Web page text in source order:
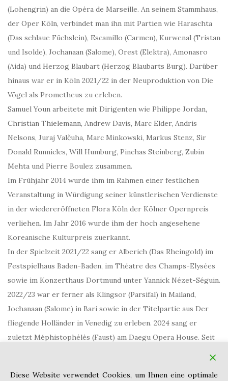
(Lohengrin) an die Opéra de Marseille. An seinem Stammhaus,
der Oper Köln, verbindet man ihn mit Partien wie Haraschta
(Das schlaue Füchslein), Escamillo (Carmen), Kurwenal (Tristan
und Isolde), Jochanaan (Salome), Orest (Elektra), Amonasro
(Aida) und Herzog Blaubart (Herzog Blaubarts Burg). Darüber
hinaus war er in Köln 2021/22 in der Neuproduktion von Die
Vögel als Prometheus zu erleben.
Samuel Youn arbeitete mit Dirigenten wie Philippe Jordan,
Christian Thielemann, Andrew Davis, Marc Elder, Andris
Nelsons, Juraj Valčuha, Marc Minkowski, Markus Stenz, Sir
Donald Runnicles, Will Humburg, Pinchas Steinberg, Zubin
Mehta und Pierre Boulez zusammen.
Im Frühjahr 2014 wurde ihm im Rahmen einer festlichen
Veranstaltung in Würdigung seiner künstlerischen Verdienste
in der wiedereröffneten Flora Köln der Kölner Opernpreis
verliehen. Im Jahr 2016 wurde ihm der hoch angesehene
Koreanische Kulturpreis zuerkannt.
In der Spielzeit 2021/22 sang er Alberich (Das Rheingold) im
Festspielhaus Baden-Baden, im Théatre des Champs-Elysées
sowie im Konzerthaus Dortmund unter Yannick Nézet-Séguin.
2022/23 war er ferner als Klingsor (Parsifal) in Mailand,
Jochanaan (Salome) in Bari sowie in der Titelpartie aus Der
fliegende Holländer in Venedig zu erleben. 2024 sang er
zuletzt Méphistophélès (Faust) am Daegu Opera House. Seit
Diese Website verwendet Cookies, um Ihnen eine optimale